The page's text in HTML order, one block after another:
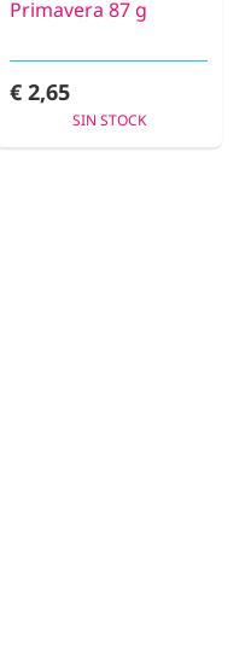
Primavera 87 g
€ 2,65
SIN STOCK